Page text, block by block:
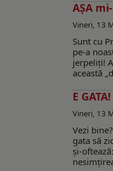
AŞA
Vineri, 13
Sunt cu
pe-a
jerpeliţi!
această
E
Vineri, 13
Vezi
gata să
şi-